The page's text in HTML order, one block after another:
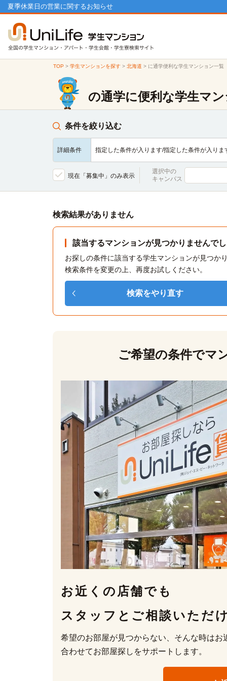
夏季休業日の営業に関するお知らせ
TOP > 学生マンションを探す> 北海道 > に通学便利な学生マンション一覧
の通学に便利な学生マ
条件を絞り込む
詳細条件 指定した条件が入ります/指定した条件が入り
現在「募集中」のみ表示
選択中の
キャンパス
検索結果がありません
該当するマンションが見つかりませんで
お探しの条件に該当する学生マンションが見つか
検索条件を変更の上、再度お試しください。
検索をやり直す
ご希望の条件でマ
お近くの店舗でも
スタッフとご相談いただ
希望のお部屋が見つからない、そんな時は
合わせてお部屋探しをサポートします。